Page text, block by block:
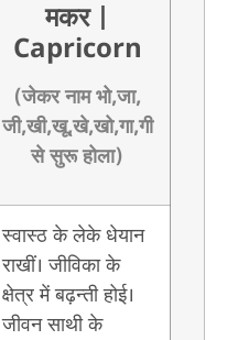
मकर
Capricorn
(जेकर नाम भो,जा,
जी,खी,खू,खे,खो,गा,गी
से सुरू होला)
स्वास्ठ के लेके धेयान
राखीं। जीविका के
क्षेत्र में बढ़न्ती होई।
जीवन साथी के